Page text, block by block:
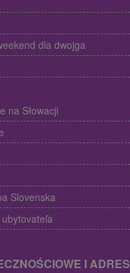
dla dwojga
na Słowacji
Slovenska
I ADRES